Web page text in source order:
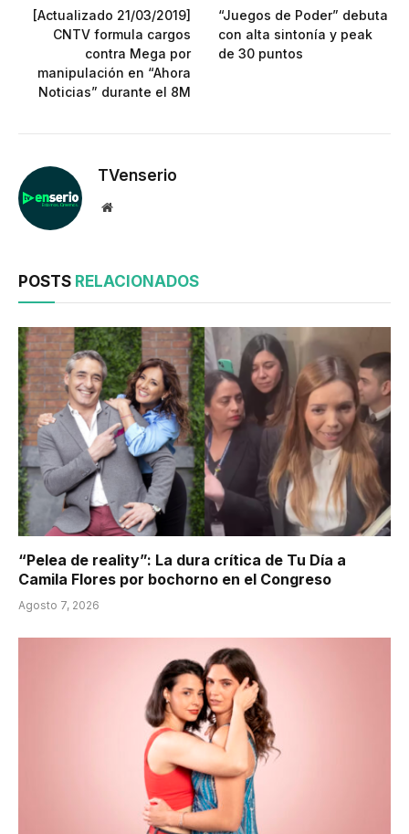
[Actualizado 21/03/2019]
CNTV formula cargos
contra Mega por
manipulación en “Ahora
Noticias” durante el 8M
“Juegos de Poder” debuta
con alta sintonía y peak
de 30 puntos
TVenserio
Website
POSTS RELACIONADOS
“Pelea de reality”: La dura crítica de Tu Día a
Camila Flores por bochorno en el Congreso
Agosto 7, 2026